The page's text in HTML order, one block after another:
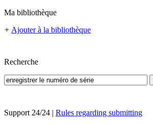
Ma bibliothèque
+ Ajouter à la bibliothèque
Recherche
Support 24/24 | Rules regarding submitting